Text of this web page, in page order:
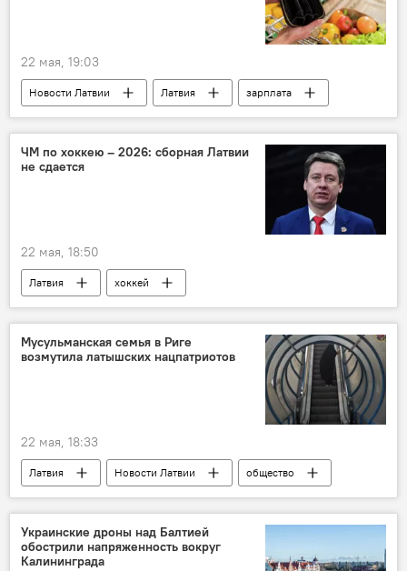
22 мая, 19:03
Новости Латвии Латвия
зарплата
доходы
деньги налог
ЧМ по хоккею – 2026: сборная Латвии
не сдается
22 мая, 18:50
Латвия
хоккей
Сборная Латвии по хоккею
Чемпионат мира по хоккею
Харийс Витолиньш
Мусульманская семья в Риге
возмутила латышских нацпатриотов
22 мая, 18:33
Латвия Новости Латвии
общество
мусульмане
национализм
соцсети
многодетные семьи
Украинские дроны над Балтией
обострили напряженность вокруг
Калининграда